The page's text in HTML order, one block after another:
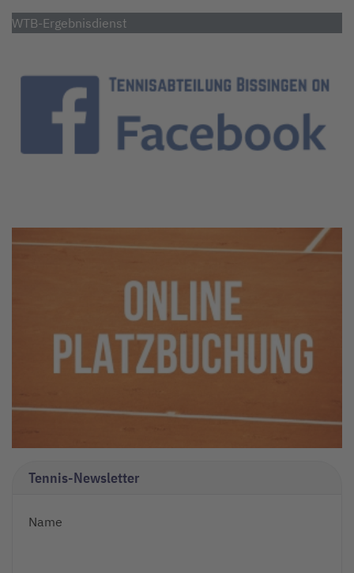
WTB-Ergebnisdienst
Tennis-Newsletter
Name